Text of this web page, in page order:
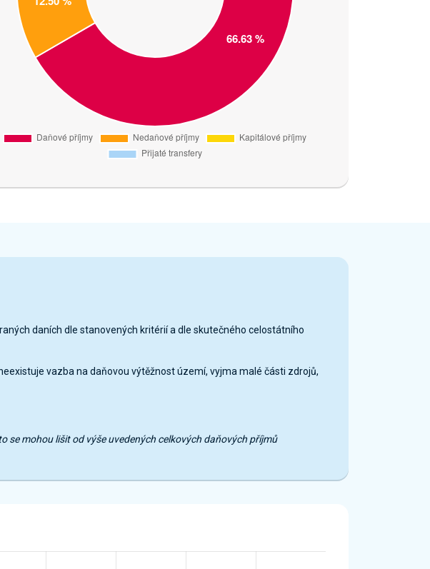
daních dle stanovených kritérií a dle skutečného celostátního
vazba na daňovou výtěžnost území, vyjma malé části zdrojů,
mohou lišit od výše uvedených celkových daňových příjmů